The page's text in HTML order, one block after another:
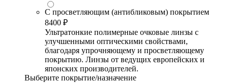
С просветляющим (антибликовым) покрытием
8400 ₽
Ультратонкие полимерные очковые линзы с
улучшенными оптическими свойствами,
благодаря упрочняющему и просветляющему
покрытию. Линзы от ведущих европейских и
японских производителей.
Выберите покрытие/назначение